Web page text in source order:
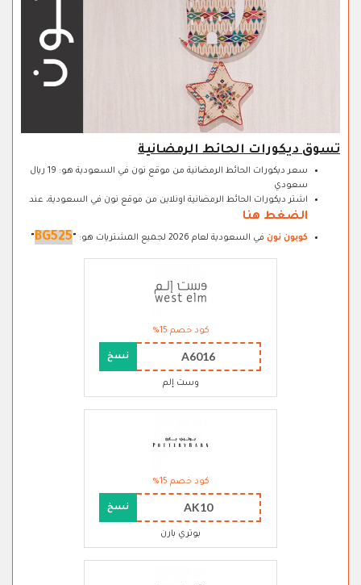
تسوق ديكورات الحائط الرمضانية
سعر ديكورات الحائط الرمضانية من موقع نون في السعودية هو: 19 ريال
سعودي
اشتر ديكورات الحائط الرمضانية اونلاين من موقع نون في السعودية، عند
الضغط هنا
كوبون نون في السعودية لعام 2026 لجميع المشتريات هو: "
BG525
"
كود خصم 15%
A6016 نسخ
وست إلم
كود خصم 15%
AK10 نسخ
بوتري بارن